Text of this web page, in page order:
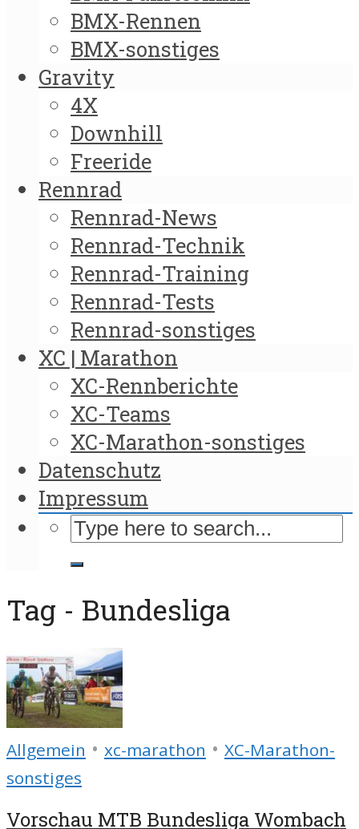
BMX-Rennen
BMX-sonstiges
Gravity
4X
Downhill
Freeride
Rennrad
Rennrad-News
Rennrad-Technik
Rennrad-Training
Rennrad-Tests
Rennrad-sonstiges
XC | Marathon
XC-Rennberichte
XC-Teams
XC-Marathon-sonstiges
Datenschutz
Impressum
Tag - Bundesliga
Allgemein • xc-marathon • XC-Marathon-
sonstiges
Vorschau MTB Bundesliga Wombach